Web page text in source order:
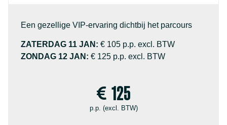
Een gezellige VIP-ervaring dichtbij het parcours
ZATERDAG 11 JAN: € 105 p.p. excl. BTW
ZONDAG 12 JAN: € 125 p.p. excl. BTW
125
p.p. (excl. BTW)